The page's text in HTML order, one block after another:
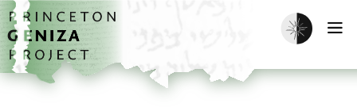
Skip to main content
home
Enable dark